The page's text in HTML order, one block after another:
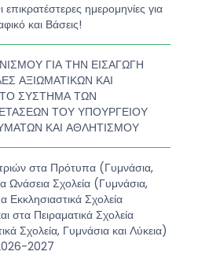
ημερομηνίες για
και Βάσεις!
ΓΙΑ ΤΗΝ ΕΙΣΑΓΩΓΗ
ΑΞΙΩΜΑΤΙΚΩΝ ΚΑΙ
ΣΥΣΤΗΜΑ ΤΩΝ
ΤΟΥ ΥΠΟΥΡΓΕΙΟΥ
ΚΑΙ ΑΘΛΗΤΙΣΜΟΥ
στα Πρότυπα (Γυμνάσια,
Ωνάσεια Σχολεία (Γυμνάσια,
Σχολεία
στα Πειραματικά Σχολεία
Σχολεία, Γυμνάσια και Λύκεια)
2027